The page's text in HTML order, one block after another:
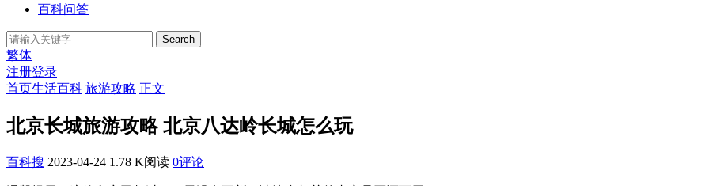
百科问答
Search
繁体
注册登录
首页生活百科 旅游攻略 正文
北京长城旅游攻略 北京八达岭长城怎么玩
百科搜 2023-04-24 1.78 K阅读 0评论